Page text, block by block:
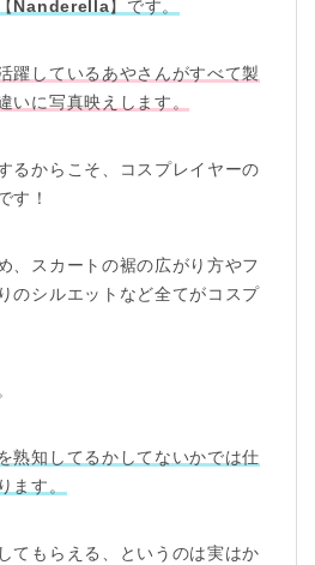
Nanderella】です。
躍しているあやさんがすべて製
いに写真映えします。
るからこそ、コスプレイヤーの
す！
、スカートの裾の広がり方やフ
のシルエットなど全てがコスプ
熟知してるかしてないかでは仕
ます。
てもらえる、というのは実はか